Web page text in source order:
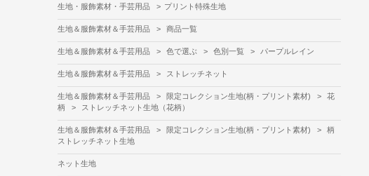
生地・服飾素材・手芸用品 > プリント特殊生地
生地＆服飾素材＆手芸用品 > 商品一覧
生地＆服飾素材＆手芸用品 > 色で選ぶ > 色別一覧 > パープルレイン
生地＆服飾素材＆手芸用品 > ストレッチネット
生地＆服飾素材＆手芸用品 > 限定コレクション生地(柄・プリント素材) >
花
柄
> ストレッチネット生地（花柄）
生地＆服飾素材＆手芸用品 > 限定コレクション生地(柄・プリント素材) >
柄
ストレッチネット生地
ネット生地